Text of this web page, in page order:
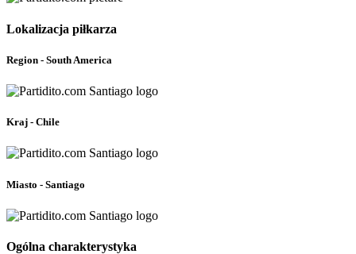
Lokalizacja piłkarza
Region - South America
Kraj - Chile
Miasto - Santiago
Ogólna charakterystyka